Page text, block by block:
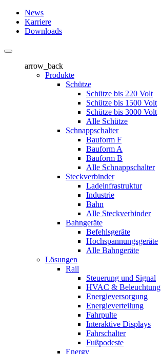
News
Karriere
Downloads
arrow_back
Produkte
Schütze
Schütze bis 220 Volt
Schütze bis 1500 Volt
Schütze bis 3000 Volt
Alle Schütze
Schnappschalter
Bauform F
Bauform A
Bauform B
Alle Schnappschalter
Steckverbinder
Ladeinfrastruktur
Industrie
Bahn
Alle Steckverbinder
Bahngeräte
Befehlsgeräte
Hochspannungsgeräte
Alle Bahngeräte
Lösungen
Rail
Steuerung und Signal
HVAC & Beleuchtung
Energieversorgung
Energieverteilung
Fahrpulte
Interaktive Displays
Fahrschalter
Fußpodeste
Energy